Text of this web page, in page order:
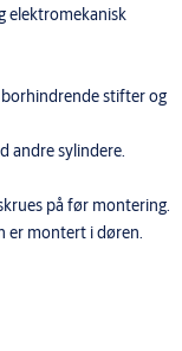
elektromekanisk
borhindrende stifter og
andre sylindere.
på før montering.
er montert i døren.